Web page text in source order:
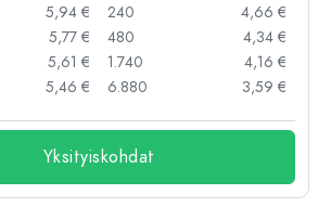
5,94 €
5,77 €
5,61 €
5,46 €
240
4,66 €
480
4,34 €
1.740
4,16 €
6.880
3,59 €
Yksityiskohdat